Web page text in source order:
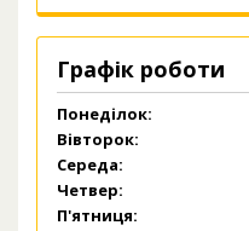
Графік роботи
Понеділок:
Вівторок:
Середа:
Четвер:
П'ятниця: